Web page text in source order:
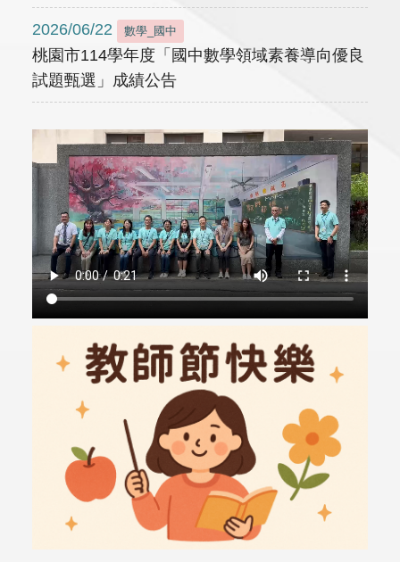
2026/06/22 數學_國中
桃園市114學年度「國中數學領域素養導向優良
試題甄選」成績公告